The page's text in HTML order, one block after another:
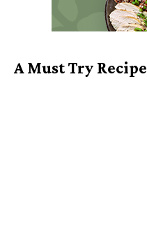
A Must Try Recipe